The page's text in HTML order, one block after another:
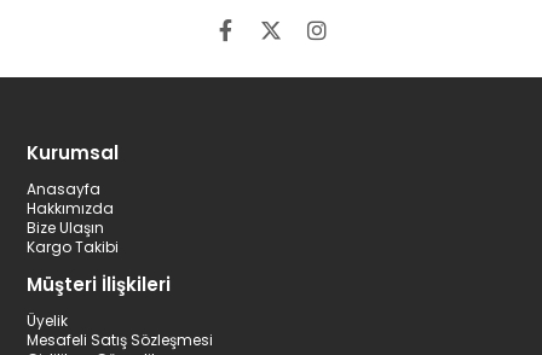
Kurumsal
Anasayfa
Hakkımızda
Bize Ulaşın
Kargo Takibi
Müşteri İlişkileri
Üyelik
Mesafeli Satış Sözleşmesi